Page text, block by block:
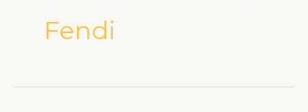
Fendi